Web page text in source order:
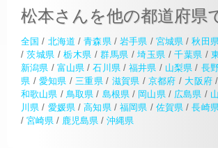
松本さんを他の都道府県
全国 / 北海道 /青森県/ 岩手県 / 宮城県 /秋田
/茨城県 /栃木県 /群馬県 /埼玉県 /千葉県 /
新潟県 / 富山県 /石川県/福井県 / 山梨県 / 長
県 / 愛知県 /三重県 / 滋賀県 / 京都府 / 大阪府 /
和歌山県 / 鳥取県 / 島根県/ 岡山県/ 広島県 /
川県 / 愛媛県/高知県/ 福岡県 / 佐賀県 /長崎
/ 宮崎県 / 鹿児島県 / 沖縄県